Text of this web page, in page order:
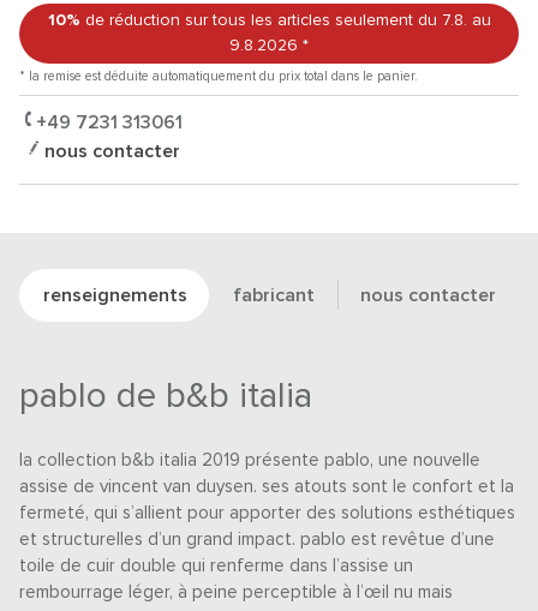
10% de réduction sur tous les articles seulement du 7.8.
au
9.8.2026 *
* la remise est déduite automatiquement du prix total dans le panier.
+49 7231 313061
nous contacter
renseignements fabricant nous contacter
pablo de b&b italia
la collection b&b italia 2019 présente pablo, une nouvelle
assise de vincent van duysen. ses atouts sont le confort et la
fermeté, qui s’allient pour apporter des solutions esthétiques
et structurelles d’un grand impact. pablo est revêtue d’une
toile de cuir double qui renferme dans l’assise un
rembourrage léger, à peine perceptible à l’œil nu mais